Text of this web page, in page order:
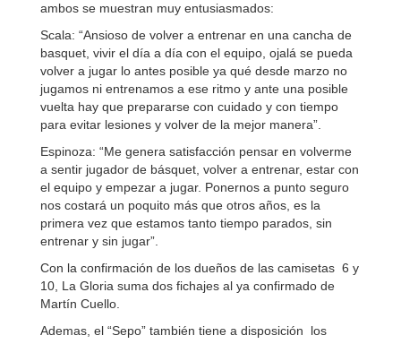
ambos se muestran muy entusiasmados:
Scala: “Ansioso de volver a entrenar en una cancha de
basquet, vivir el día a día con el equipo, ojalá se pueda
volver a jugar lo antes posible ya qué desde marzo no
jugamos ni entrenamos a ese ritmo y ante una posible
vuelta hay que prepararse con cuidado y con tiempo
para evitar lesiones y volver de la mejor manera”.
Espinoza: “Me genera satisfacción pensar en volverme
a sentir jugador de básquet, volver a entrenar, estar con
el equipo y empezar a jugar. Ponernos a punto seguro
nos costará un poquito más que otros años, es la
primera vez que estamos tanto tiempo parados, sin
entrenar y sin jugar”.
Con la confirmación de los dueños de las camisetas 6 y
10, La Gloria suma dos fichajes al ya confirmado de
Martín Cuello.
Ademas, el “Sepo” también tiene a disposición los